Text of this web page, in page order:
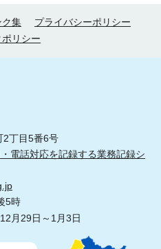
ク集
プライバシーポリシー
ポリシー
丁目5番6号
電話対応を記録する業務記録シ
5時
月29日～1月3日